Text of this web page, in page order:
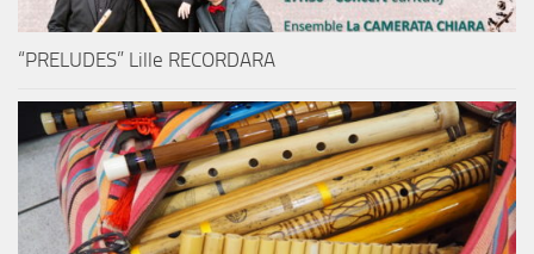
“PRELUDES” Lille RECORDARA